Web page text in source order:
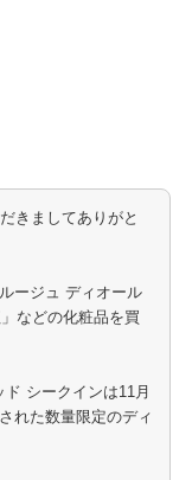
きましてありがと
ージュ ディオール
などの化粧品を買
シークインは11月
れた数量限定のディ